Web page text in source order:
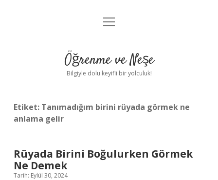
Anasayfa
Yasal Uyarı
menüyü
Öğrenme ve Neşe
Bilgiyle dolu keyifli bir yolculuk!
Etiket: Tanımadığım birini rüyada görmek ne
anlama gelir
Rüyada Birini Boğulurken Görmek
Ne Demek
Tarih: Eylül 30, 2024